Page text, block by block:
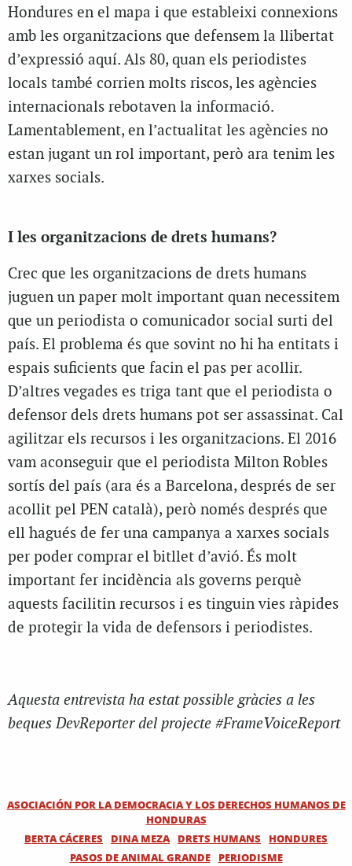
Hondures en el mapa i que estableixi connexions
amb les organitzacions que defensem la llibertat
d’expressió aquí. Als 80, quan els periodistes
locals també corrien molts riscos, les agències
internacionals rebotaven la informació.
Lamentablement, en l’actualitat les agències no
estan jugant un rol important, però ara tenim les
xarxes socials.
I les organitzacions de drets humans?
Crec que les organitzacions de drets humans
juguen un paper molt important quan necessitem
que un periodista o comunicador social surti del
país. El problema és que sovint no hi ha entitats i
espais suficients que facin el pas per acollir.
D’altres vegades es triga tant que el periodista o
defensor dels drets humans pot ser assassinat. Cal
agilitzar els recursos i les organitzacions. El 2016
vam aconseguir que el periodista Milton Robles
sortís del país (ara és a Barcelona, després de ser
acollit pel PEN català), però només després que
ell hagués de fer una campanya a xarxes socials
per poder comprar el bitllet d’avió. És molt
important fer incidència als governs perquè
aquests facilitin recursos i es tinguin vies ràpides
de protegir la vida de defensors i periodistes.
Aquesta entrevista ha estat possible gràcies a les
beques DevReporter del projecte #FrameVoiceReport
ASOCIACIÓN POR LA DEMOCRACIA Y LOS DERECHOS HUMANOS DE
HONDURAS
BERTA CÁCERES
DINA MEZA DRETS HUMANS
HONDURES
PASOS DE ANIMAL GRANDE
PERIODISME